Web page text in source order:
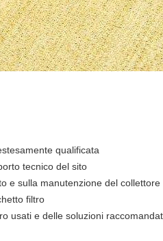
qualificata
tecnico del sito
e sulla manutenzione del collettore
filtro
usati e delle soluzioni